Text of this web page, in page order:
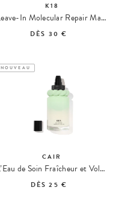
K18
Leave-In Molecular Repair Masque Cheveux
DÈS 30 €
NOUVEAU
CAIR
L’Eau de Soin Fraîcheur et Volume
DÈS25 €